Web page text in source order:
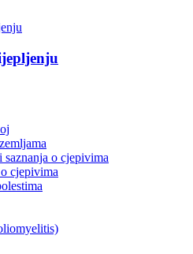
o cjepivima
cjepivima